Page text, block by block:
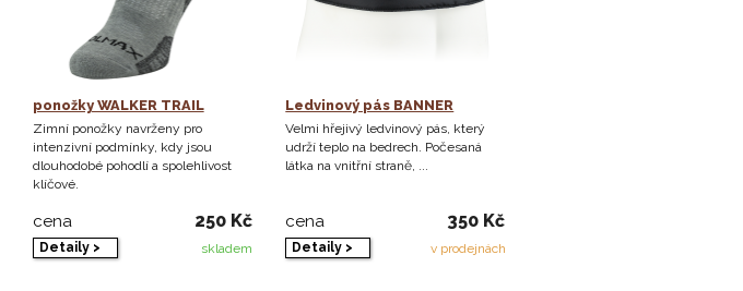
ponožky WALKER TRAIL
Zimní ponožky navrženy pro
intenzivní podmínky, kdy jsou
dlouhodobé pohodlí a spolehlivost
klíčové.
cena 250 Kč
Detaily > skladem
Ledvinový pás BANNER
Velmi hřejivý ledvinový pás, který
udrží teplo na bedrech. Počesaná
látka na vnitřní straně, ...
cena 350 Kč
Detaily > v prodejnách